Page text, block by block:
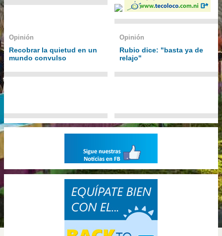
Opinión
Recobrar la quietud en un
mundo convulso
Opinión
Rubio dice: "basta ya de
relajo"